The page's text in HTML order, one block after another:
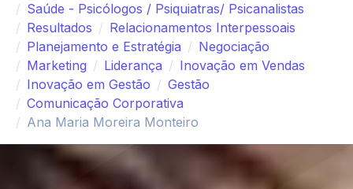
Saúde - Psicólogos / Psiquiatras/ Psicanalistas
Resultados
Relacionamentos Interpessoais
Planejamento e Estratégia
Negociação
Marketing
Liderança
Inovação em Vendas
Inovação em Gestão
Gestão
Comunicação Corporativa
Ana Maria Moreira Monteiro